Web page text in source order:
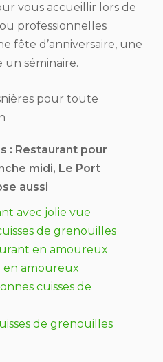
vous accueillir lors de
professionnelles
fête d’anniversaire, une
séminaire.
pour toute
: Restaurant pour
midi, Le Port
aussi
avec jolie vue
de grenouilles
en amoureux
en amoureux
cuisses de
de grenouilles